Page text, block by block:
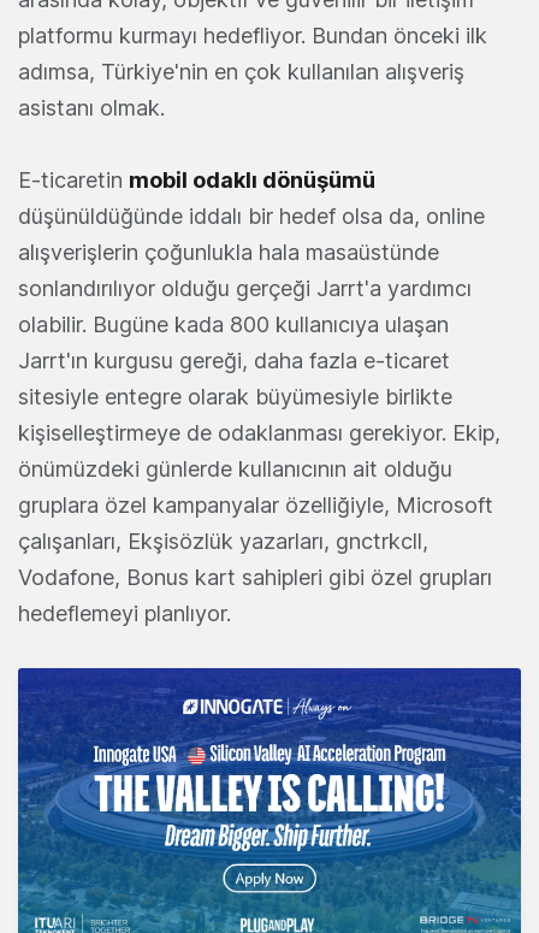
platformu kurmayı hedefliyor. Bundan önceki ilk
adımsa, Türkiye'nin en çok kullanılan alışveriş
asistanı olmak.
E-ticaretin mobil odaklı dönüşümü
düşünüldüğünde iddalı bir hedef olsa da, online
alışverişlerin çoğunlukla hala masaüstünde
sonlandırılıyor olduğu gerçeği Jarrt'a yardımcı
olabilir. Bugüne kada 800 kullanıcıya ulaşan
Jarrt'ın kurgusu gereği, daha fazla e-ticaret
sitesiyle entegre olarak büyümesiyle birlikte
kişiselleştirmeye de odaklanması gerekiyor. Ekip,
önümüzdeki günlerde kullanıcının ait olduğu
gruplara özel kampanyalar özelliğiyle, Microsoft
çalışanları, Ekşisözlük yazarları, gnctrkcll,
Vodafone, Bonus kart sahipleri gibi özel grupları
hedeflemeyi planlıyor.